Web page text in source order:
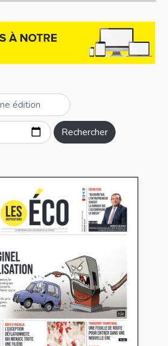
Rechercher